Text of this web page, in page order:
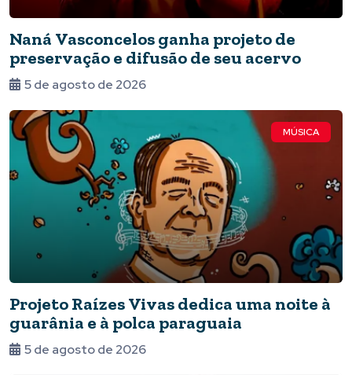
Naná Vasconcelos ganha projeto de
preservação e difusão de seu acervo
5 de agosto de 2026
MÚSICA
Projeto Raízes Vivas dedica uma noite à
guarânia e à polca paraguaia
5 de agosto de 2026